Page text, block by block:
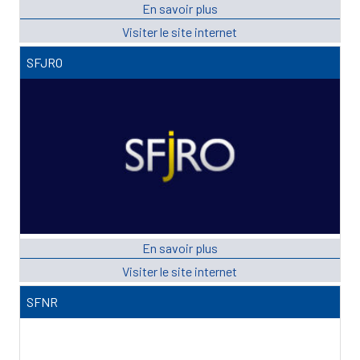
SFJRO
SFNR